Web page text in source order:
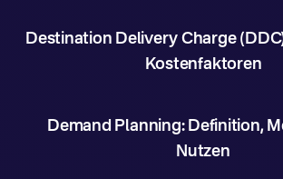
Destination Delivery Charge
Kostenfaktoren
Demand Planning: Definition,
Nutzen